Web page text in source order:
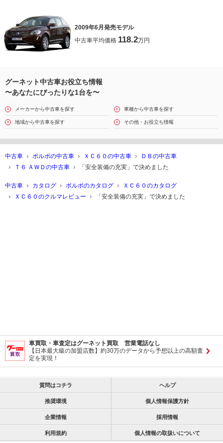
2009年6月発売モデル
中古車平均価格 118.2万円
グーネット中古車お役立ち情報
〜あなたにぴったりな1台を〜
メーカーから中古車を探す 車種から中古車を探す
地域から中古車を探す その他・お役立ち情報
中古車 ボルボの中古車 ＸＣ６０の中古車
ＤＢの中古車
Ｔ６ ＡＷＤの中古車
「安全装備の充実」で決めました
中古車 カタログ ボルボのカタログ
ＸＣ６０のカタログ
ＸＣ６０のクルマレビュー
「安全装備の充実」で決めました
車買取・車査定はグーネット買取 営業電話なし
【日本最大級の加盟店数】約30万のデータから予想以上の高額査
定を実現！
質問はコチラ ヘルプ
推奨環境 個人情報保護方針
企業情報 採用情報
利用規約 個人情報の取扱いについて